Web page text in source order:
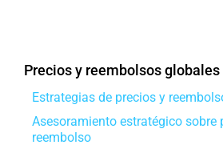
Precios y reembolsos globales
Estrategias de precios y
Asesoramiento estratégico sobre
reembolso